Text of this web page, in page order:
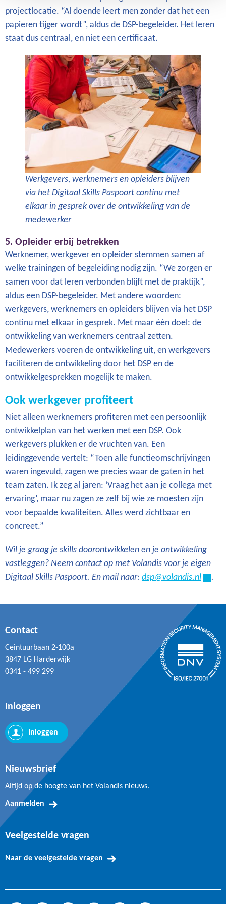
projectlocatie. “Al doende leert men zonder dat het een
papieren tijger wordt”, aldus de DSP-begeleider. Het leren
staat dus centraal, en niet een certificaat.
Werkgevers, werknemers en opleiders blijven
via het Digitaal Skills Paspoort continu met
elkaar in gesprek over de ontwikkeling van de
medewerker
5. Opleider erbij betrekken
Werknemer, werkgever en opleider stemmen samen af
welke trainingen of begeleiding nodig zijn. “We zorgen er
samen voor dat leren verbonden blijft met de praktijk”,
aldus een DSP-begeleider. Met andere woorden:
werkgevers, werknemers en opleiders blijven via het DSP
continu met elkaar in gesprek. Met maar één doel: de
ontwikkeling van werknemers centraal zetten.
Medewerkers voeren de ontwikkeling uit, en werkgevers
faciliteren de ontwikkeling door het DSP en de
ontwikkelgesprekken mogelijk te maken.
Ook werkgever profiteert
Niet alleen werknemers profiteren met een persoonlijk
ontwikkelplan van het werken met een DSP. Ook
werkgevers plukken er de vruchten van. Een
leidinggevende vertelt: “Toen alle functieomschrijvingen
waren ingevuld, zagen we precies waar de gaten in het
team zaten. Ik zeg al jaren: ‘Vraag het aan je collega met
ervaring’, maar nu zagen ze zelf bij wie ze moesten zijn
voor bepaalde kwaliteiten. Alles werd zichtbaar en
concreet.”
Wil je graag je skills doorontwikkelen en je ontwikkeling
vastleggen? Neem contact op met Volandis voor je eigen
Digitaal Skills Paspoort. En mail naar: dsp@volandis.nl .
Contact
Ceintuurbaan 2-100a
3847 LG Harderwijk
0341 - 499 299
Nieuwsbrief
Altijd op de hoogte van het Volandis nieuws.
Aanmelden
Veelgestelde vragen
Naar de veelgestelde vragen
Inloggen
Inloggen